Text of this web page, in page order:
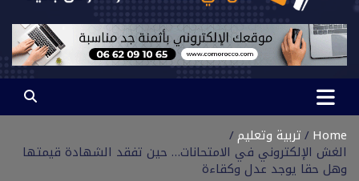
الجديد بريس
نحن في مهمة لنقدم لكم كل جديد
Home تربية وتعليم
الغش الإلكتروني في الامتحانات… حين تفقد الشهادة قيمتها
وهل حقا يوجد عدل وكقاءة